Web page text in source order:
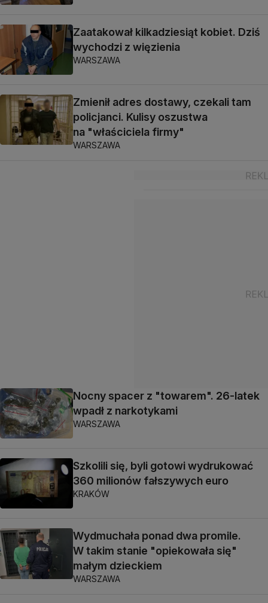
Zaatakował kilkadziesiąt kobiet. Dziś
wychodzi z więzienia
WARSZAWA
Zmienił adres dostawy, czekali tam
policjanci. Kulisy oszustwa
na "właściciela firmy"
WARSZAWA
Nocny spacer z "towarem". 26-latek
wpadł z narkotykami
WARSZAWA
Szkolili się, byli gotowi wydrukować
360 milionów fałszywych euro
KRAKÓW
Wydmuchała ponad dwa promile.
W takim stanie "opiekowała się"
małym dzieckiem
WARSZAWA